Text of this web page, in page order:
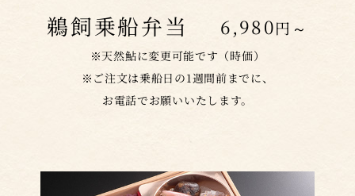
鵜飼乗船弁当 6,980円～
※天然鮎に変更可能です（時価）
※ご注文は乗船日の1週間前までに、
お電話でお願いいたします。